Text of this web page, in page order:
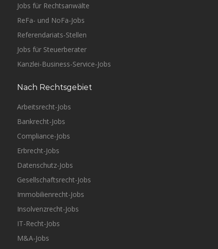
Hamburg
Essen
Jobs für Rechtsanwälte
ReFa- und NoFa-Jobs
Referendariats-Stellen
Jobs für Steuerberater
Kanzlei-Business-Service-Jobs
Nach Rechtsgebiet
Arbeitsrecht-Jobs
Bankrecht-Jobs
Compliance-Jobs
Erbrecht-Jobs
Datenschutz-Jobs
Gesellschaftsrecht-Jobs
Immobilienrecht-Jobs
Insolvenzrecht-Jobs
IT-Recht-Jobs
M&A-Jobs